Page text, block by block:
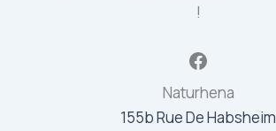
!
Facebook
Naturhena
155b Rue De Habsheim